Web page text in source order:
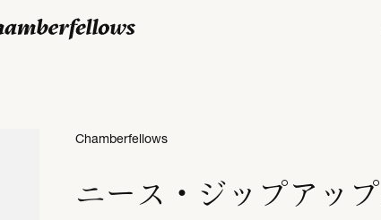
ニース・ジップアッ
Chamberfellows